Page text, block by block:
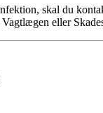
skal du
eller